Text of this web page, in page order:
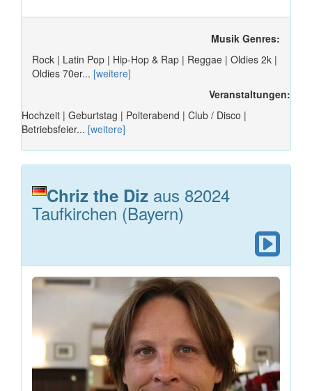
Musik Genres:
Rock | Latin Pop | Hip-Hop & Rap | Reggae | Oldies 2k |
Oldies 70er... [weitere]
Veranstaltungen:
Hochzeit | Geburtstag | Polterabend | Club / Disco |
Betriebsfeier... [weitere]
Chriz the Diz aus 82024
Taufkirchen (Bayern)